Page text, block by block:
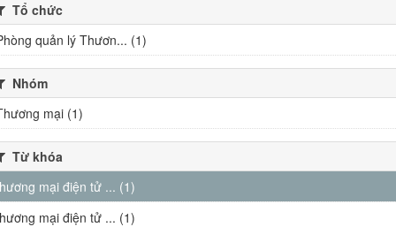
Tổ chức
quản lý Thươn... (1)
Nhóm
mại (1)
Từ khóa
mại điện tử ... (1)
mại điện tử ... (1)